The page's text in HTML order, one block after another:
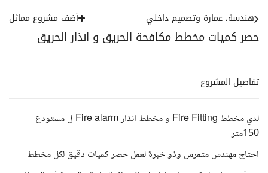
حصر كميات مخطط مكافحة الحريق و انذار الحريق
هندسة، عمارة وتصميم داخلي أضف مشروع مماثل
تفاصيل المشروع
لدي مخطط Fire Fitting و مخطط انذار Fire alarm ل مستودع
150متر
احتاج مهندس متمرس وذو خبرة لعمل حصر كميات دقيق لكل مخطط